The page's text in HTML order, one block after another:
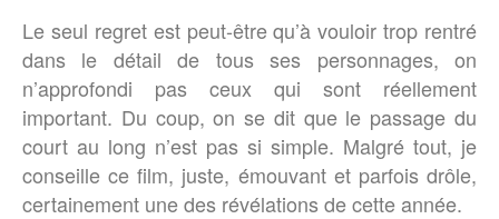
Le seul regret est peut-être qu’à vouloir trop rentré
dans le détail de tous ses personnages, on
n’approfondi pas ceux qui sont réellement
important. Du coup, on se dit que le passage du
court au long n’est pas si simple. Malgré tout, je
conseille ce film, juste, émouvant et parfois drôle,
certainement une des révélations de cette année.